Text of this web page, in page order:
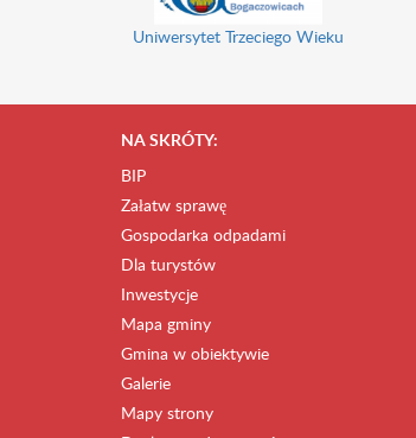
Uniwersytet Trzeciego Wieku
NA SKRÓTY:
BIP
Załatw sprawę
Gospodarka odpadami
Dla turystów
Inwestycje
Mapa gminy
Gmina w obiektywie
Galerie
Mapy strony